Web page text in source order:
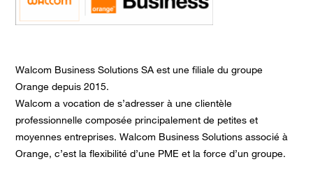
Walcom Business Solutions SA est une filiale du groupe
Orange depuis 2015.
Walcom a vocation de s’adresser à une clientèle
professionnelle composée principalement de petites et
moyennes entreprises. Walcom Business Solutions associé à
Orange, c’est la flexibilité d’une PME et la force d’un groupe.